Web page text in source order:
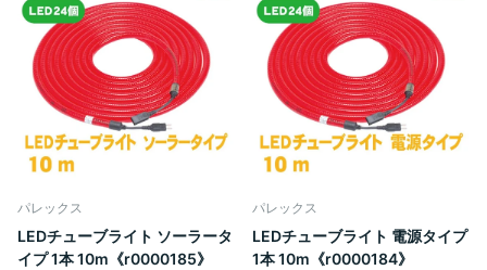
パレックス
LEDチューブライト ソーラータ
イプ 1本 10m《r0000185》
パレックス
LEDチューブライト 電源タイプ
1本 10m《r0000184》